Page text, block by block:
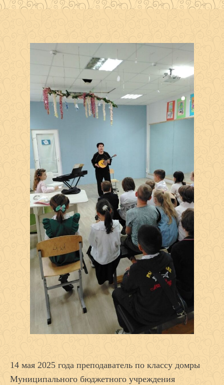
14 мая 2025 года преподаватель по классу домры
Муниципального бюджетного учреждения